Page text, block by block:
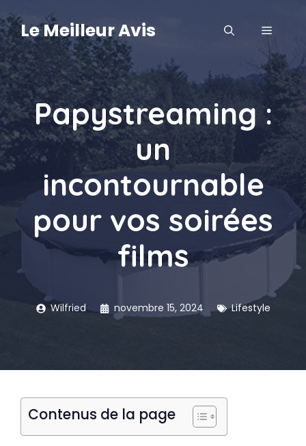
au
contenu
Le Meilleur Avis MENU
Papystreaming :
un
incontournable
pour vos soirées
films
Wilfried novembre 15, 2024 Lifestyle
Contenus de la page